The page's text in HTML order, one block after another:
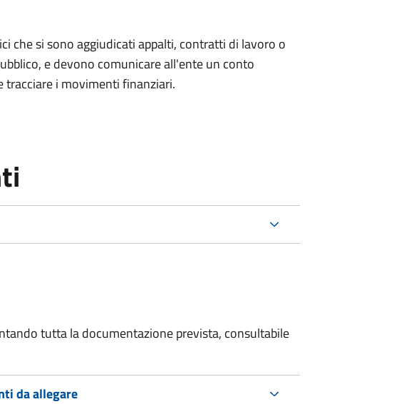
che si sono aggiudicati appalti, contratti di lavoro o
e devono comunicare all'ente un conto
tracciare i movimenti finanziari.
tutta la documentazione prevista, consultabile
da allegare